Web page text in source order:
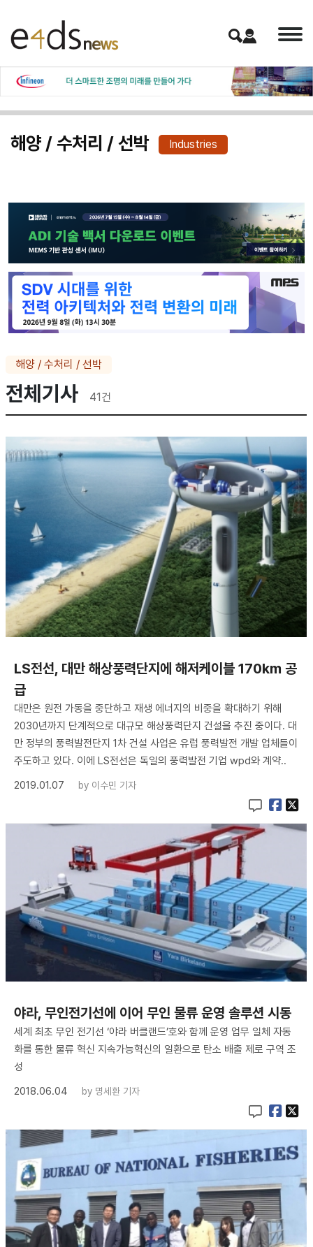
해양 / 수처리 / 선박 Industries
해양 / 수처리 / 선박
전체기사 41건
LS전선, 대만 해상풍력단지에 해저케이블 170km 공
급
대만은 원전 가동을 중단하고 재생 에너지의 비중을 확대하기 위해
2030년까지 단계적으로 대규모 해상풍력단지 건설을 추진 중이다. 대
만 정부의 풍력발전단지 1차 건설 사업은 유럽 풍력발전 개발 업체들이
주도하고 있다. 이에 LS전선은 독일의 풍력발전 기업 wpd와 계약..
2019.01.07
by 이수민 기자
야라, 무인전기선에 이어 무인 물류 운영 솔루션 시동
세계 최초 무인 전기선 ‘야라 버클랜드’호와 함께 운영 업무 일체 자동
화를 통한 물류 혁신 지속가능혁신의 일환으로 탄소 배출 제로 구역 조
성
2018.06.04
by 명세환 기자